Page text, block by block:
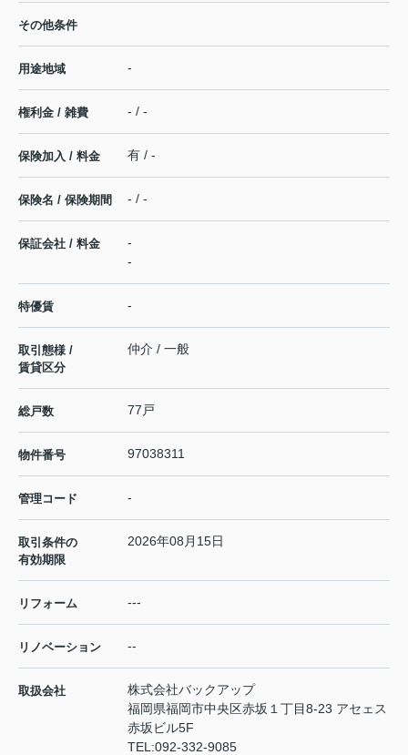
その他条件
用途地域 -
権利金 / 雑費 - / -
保険加入 / 料金 有 / -
保険名 / 保険期間 - / -
保証会社 / 料金
-
-
特優賃 -
取引態様 /
賃貸区分
仲介 / 一般
総戸数 77戸
物件番号 97038311
管理コード -
取引条件の
有効期限
2026年08月15日
リフォーム ---
リノベーション --
取扱会社
株式会社バックアップ
福岡県福岡市中央区赤坂１丁目8-23 アセェス
赤坂ビル5F
TEL:092-332-9085